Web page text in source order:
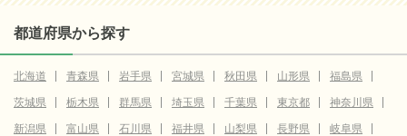
都道府県から探す
北海道 青森県 岩手県 宮城県 秋田県 山形県
福島県
茨城県
栃木県 群馬県 埼玉県 千葉県 東京都
神奈川県
新潟県
富山県 石川県 福井県 山梨県 長野県
岐阜県